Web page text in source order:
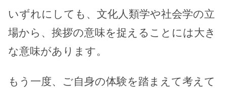
いずれにしても、文化人類学や社会学の立
場から、挨拶の意味を捉えることには大き
な意味があります。
もう一度、ご自身の体験を踏まえて考えて